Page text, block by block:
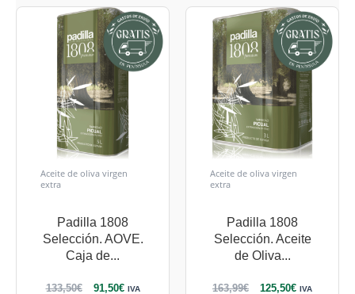
Aceite de oliva virgen
extra
Padilla 1808
Selección. AOVE.
Caja de...
133,50€ 91,50€ IVA
Aceite de oliva virgen
extra
Padilla 1808
Selección. Aceite
de Oliva...
163,99€ 125,50€ IVA